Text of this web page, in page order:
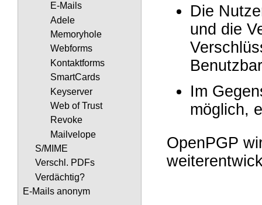
Die
und die
Im
möglich,
OpenPGP
E-Mails
Adele
Memoryhole
Webforms
Kontaktforms
SmartCards
Keyserver
Web of Trust
Revoke
Mailvelope
S/MIME
Verschl. PDFs
Verdächtig?
E-Mails anonym